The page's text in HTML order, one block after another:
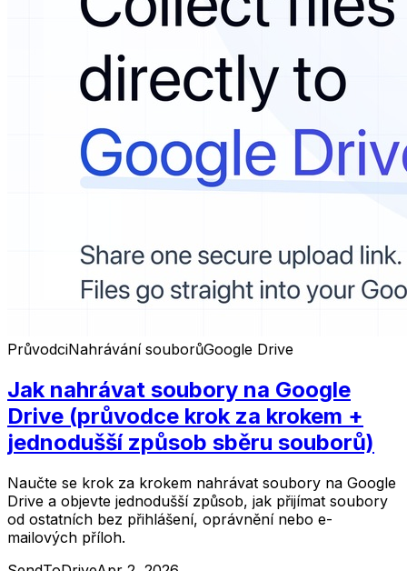
PrůvodciNahrávání souborůGoogle Drive
Jak nahrávat soubory na Google
Drive (průvodce krok za krokem +
jednodušší způsob sběru souborů)
Naučte se krok za krokem nahrávat soubory na Google
Drive a objevte jednodušší způsob, jak přijímat soubory
od ostatních bez přihlášení, oprávnění nebo e-
mailových příloh.